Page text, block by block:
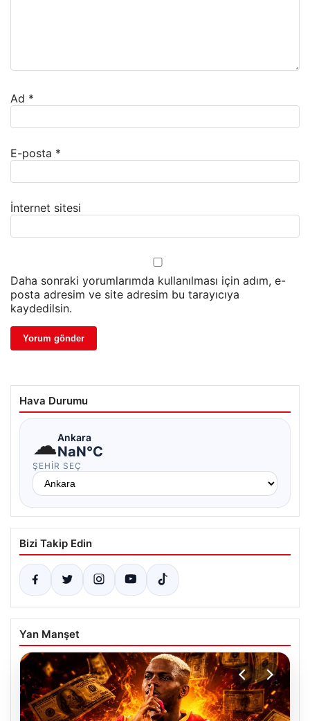
Ad *
E-posta *
İnternet sitesi
Daha sonraki yorumlarımda kullanılması için adım, e-
posta adresim ve site adresim bu tarayıcıya
kaydedilsin.
Hava Durumu
☁Ankara
NaN°C
ŞEHIR SEÇ
Bizi Takip Edin
Yan Manşet